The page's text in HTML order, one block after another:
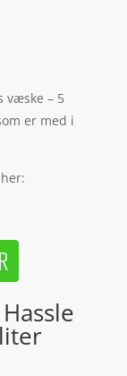
væske – 5
er med i